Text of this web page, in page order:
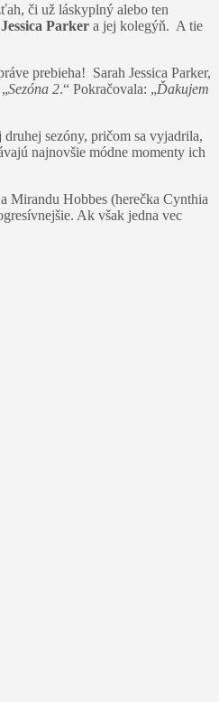
či už láskyplný alebo ten
Parker a jej kolegýň. A tie
prebieha! Sarah Jessica Parker,
Sezóna 2.“ Pokračovala: „Ďakujem
sezóny, pričom sa vyjadrila,
najnovšie módne momenty ich
Mirandu Hobbes (herečka Cynthia
Ak však jedna vec